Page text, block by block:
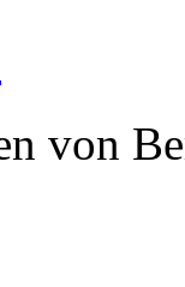
von